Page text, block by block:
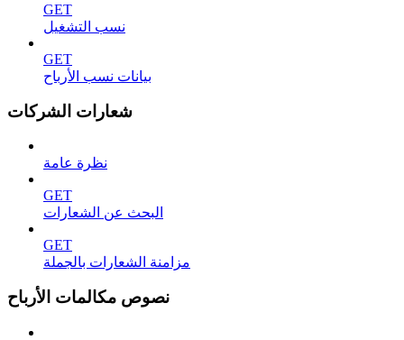
GET
نسب التشغيل
GET
بيانات نسب الأرباح
شعارات الشركات
نظرة عامة
GET
البحث عن الشعارات
GET
مزامنة الشعارات بالجملة
نصوص مكالمات الأرباح